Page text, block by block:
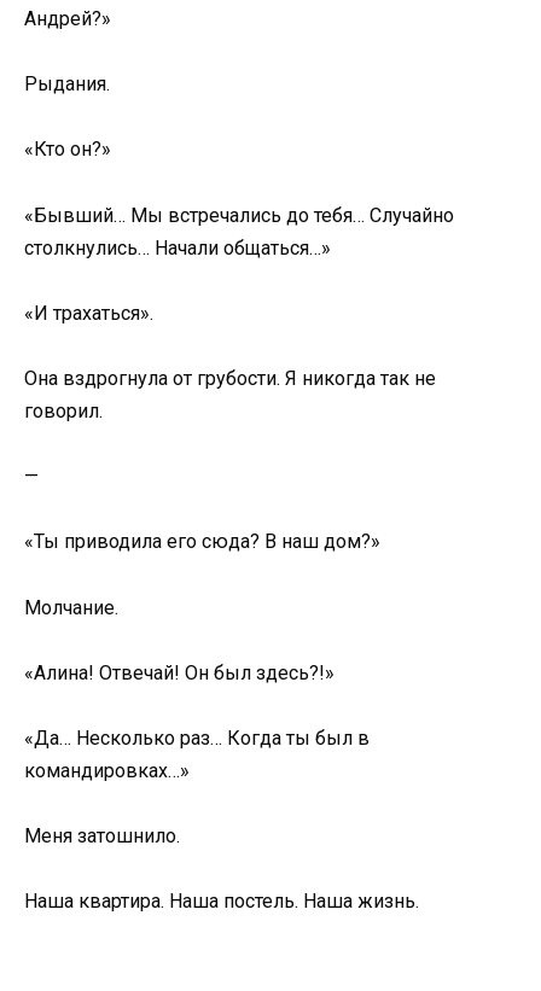
Андрей?»
Рыдания.
«Кто он?»
«Бывший… Мы встречались до тебя… Случайно
столкнулись… Начали общаться…»
«И трахаться».
Она вздрогнула от грубости. Я никогда так не
говорил.
—
«Ты приводила его сюда? В наш дом?»
Молчание.
«Алина! Отвечай! Он был здесь?!»
«Да… Несколько раз… Когда ты был в
командировках…»
Меня затошнило.
Наша квартира. Наша постель. Наша жизнь.